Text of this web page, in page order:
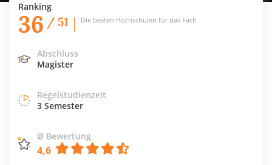
Ranking
36 / 51 Die besten Hochschulen für das Fach
Abschluss
Magister
Regelstudienzeit
3 Semester
Ø Bewertung
4,6